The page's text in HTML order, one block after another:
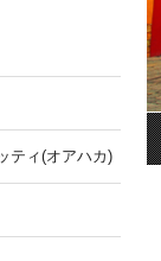
ティ(オアハカ)